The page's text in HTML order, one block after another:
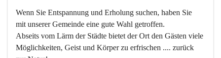
Wenn Sie Entspannung und Erholung suchen, haben Sie
mit unserer Gemeinde eine gute Wahl getroffen.
Abseits vom Lärm der Städte bietet der Ort den Gästen viele
Möglichkeiten, Geist und Körper zu erfrischen .... zurück